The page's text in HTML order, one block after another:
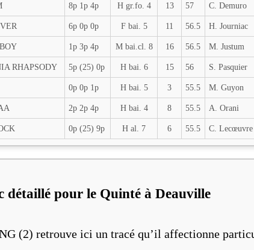
8p 1p 4p H gr.fo. 4 13 57 C. Demuro
6p 0p 0p F bai. 5 11 56.5 H. Journiac
1p 3p 4p M bai.cl. 8 16 56.5 M. Justum
RHAPSODY 5p (25) 0p H bai. 6 15 56 S. Pasquier
0p 0p 1p H bai. 5 3 55.5 M. Guyon
2p 2p 4p H bai. 4 8 55.5 A. Orani
0p (25) 9p H al. 7 6 55.5 C. Lecœuvre
détaillé pour le Quinté à Deauville
(2) retrouve ici un tracé qu’il affectionne